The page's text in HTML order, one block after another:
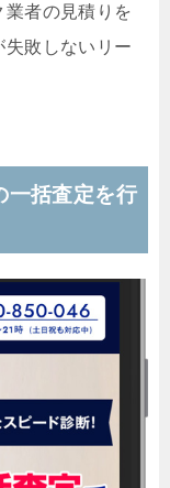
者の見積りを
失敗しないリー
一括査定を行